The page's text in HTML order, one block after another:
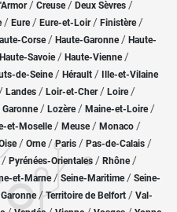
/ Creuse/ Deux Sèvres /
/ Eure/ Eure-et-Loir / Finistère/
Corse/ Haute-Garonne/ Haute-
Haute-Savoie/ Haute-Vienne/
de-Seine/ Hérault / Ille-et-Vilaine
Landes / Loir-et-Cher/ Loire/
Garonne/ Lozère / Maine-et-Loire/
et-Moselle/ Meuse/ Monaco /
/ Orne/Paris / Pas-de-Calais /
/ Pyrénées-Orientales / Rhône/
et-Marne/ Seine-Maritime/ Seine-
/Territoire de Belfort / Val-